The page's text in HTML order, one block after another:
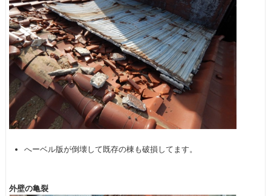
へーベル版が倒壊して既存の棟も破損してます。
外壁の亀裂